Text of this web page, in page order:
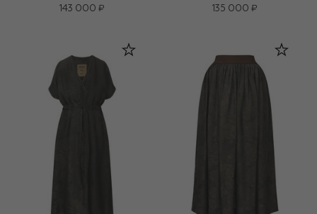
143 000 ₽
135 000 ₽